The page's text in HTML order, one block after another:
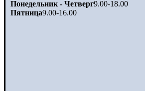
Понедельник - Четверг9.00-18.00
Пятница9.00-16.00